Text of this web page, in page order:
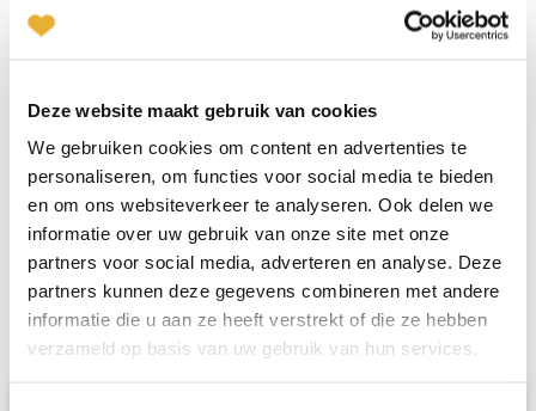
Deze website maakt gebruik van cookies
We gebruiken cookies om content en advertenties te
personaliseren, om functies voor social media te bieden
en om ons websiteverkeer te analyseren. Ook delen we
informatie over uw gebruik van onze site met onze
partners voor social media, adverteren en analyse. Deze
partners kunnen deze gegevens combineren met andere
informatie die u aan ze heeft verstrekt of die ze hebben
verzameld op basis van uw gebruik van hun services.
*
Gerelateerde artikelen